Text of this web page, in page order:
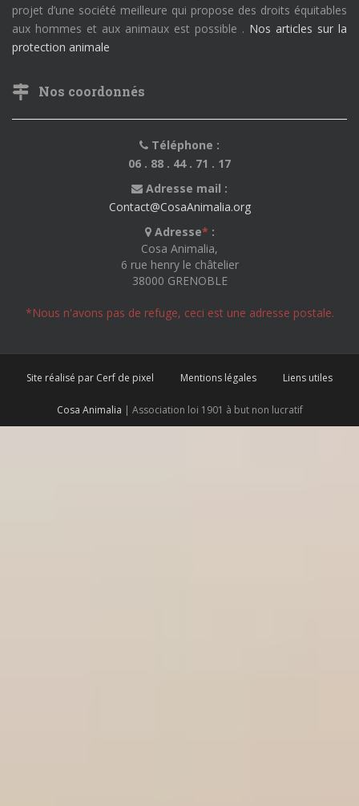
projet d’une société meilleure qui propose des droits équitables
aux hommes et aux animaux est possible . Nos articles sur la
protection animale
Nos coordonnés
Téléphone :
06 . 88 . 44 . 71 . 17
Adresse mail :
Contact@CosaAnimalia.org
Adresse* :
Cosa Animalia,
6 rue henry le châtelier
38000 GRENOBLE
*Nous n'avons pas de refuge, ceci est une adresse postale.
Site réalisé par Cerf de pixel Mentions légales Liens utiles
Cosa Animalia | Association loi 1901 à but non lucratif